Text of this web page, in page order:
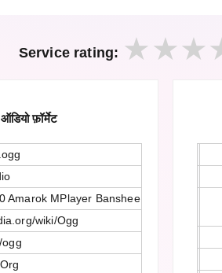
Service rating:
फ़ॉर्मेट
Amarok MPlayer Banshee
wiki/Ogg